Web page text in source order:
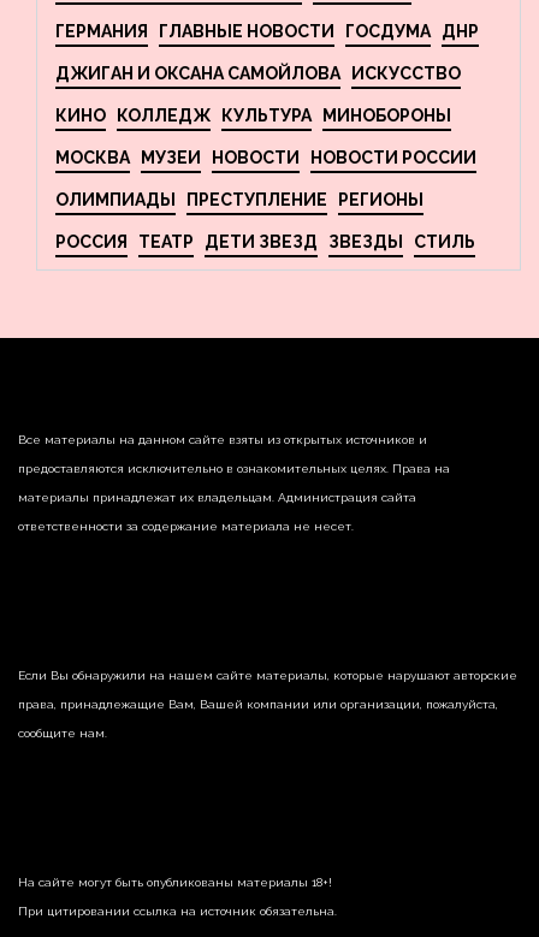
ГЕРМАНИЯ ГЛАВНЫЕ НОВОСТИ ГОСДУМА ДНР
ДЖИГАН И ОКСАНА САМОЙЛОВА ИСКУССТВО
КИНО КОЛЛЕДЖ КУЛЬТУРА МИНОБОРОНЫ
МОСКВА МУЗЕИ НОВОСТИ НОВОСТИ РОССИИ
ОЛИМПИАДЫ ПРЕСТУПЛЕНИЕ РЕГИОНЫ
РОССИЯ ТЕАТР ДЕТИ ЗВЕЗД ЗВЕЗДЫ СТИЛЬ
Все материалы на данном сайте взяты из открытых источников и
предоставляются исключительно в ознакомительных целях. Права на
материалы принадлежат их владельцам. Администрация сайта
ответственности за содержание материала не несет.
Если Вы обнаружили на нашем сайте материалы, которые нарушают авторские
права, принадлежащие Вам, Вашей компании или организации, пожалуйста,
сообщите нам.
На сайте могут быть опубликованы материалы 18+!
При цитировании ссылка на источник обязательна.